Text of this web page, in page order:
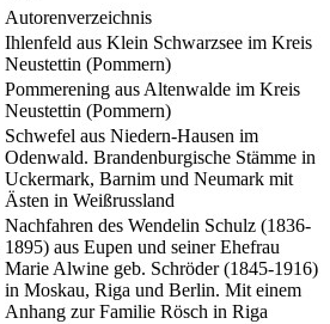
Autorenverzeichnis
Ihlenfeld aus Klein Schwarzsee im Kreis
Neustettin (Pommern)
Pommerening aus Altenwalde im Kreis
Neustettin (Pommern)
Schwefel aus Niedern-Hausen im
Odenwald. Brandenburgische Stämme in
Uckermark, Barnim und Neumark mit
Ästen in Weißrussland
Nachfahren des Wendelin Schulz (1836-
1895) aus Eupen und seiner Ehefrau
Marie Alwine geb. Schröder (1845-1916)
in Moskau, Riga und Berlin. Mit einem
Anhang zur Familie Rösch in Riga